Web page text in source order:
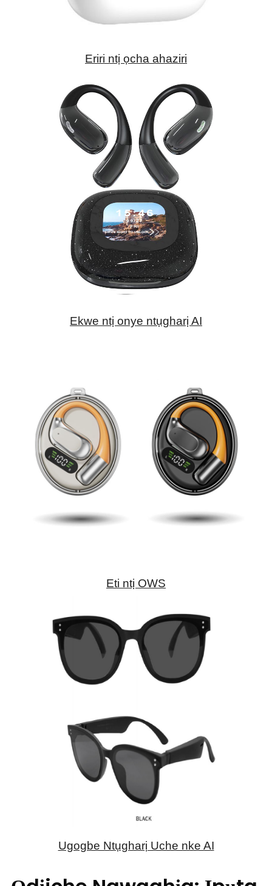
Eriri ntị ọcha ahaziri
Ekwe ntị onye ntụgharị AI
Eti ntị OWS
Ugogbe Ntụgharị Uche nke AI